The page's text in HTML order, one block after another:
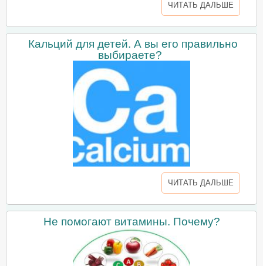
ЧИТАТЬ ДАЛЬШЕ
Кальций для детей. А вы его правильно
выбираете?
ЧИТАТЬ ДАЛЬШЕ
Не помогают витамины. Почему?